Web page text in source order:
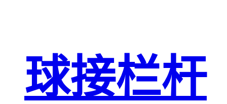
球接栏杆